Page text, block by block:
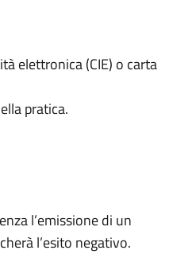
elettronica (CIE) o carta
pratica.
l’emissione di un
l’esito negativo.